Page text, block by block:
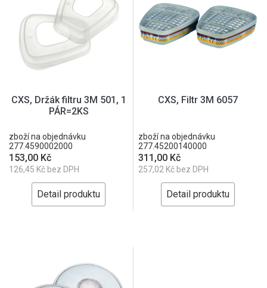
CXS, Držák filtru 3M 501, 1
PÁR=2KS
zboží na objednávku
277.4590002000
153,00 Kč
126,45 Kč bez DPH
Detail produktu
CXS, Filtr 3M 6057
zboží na objednávku
277.45200140000
311,00 Kč
257,02 Kč bez DPH
Detail produktu